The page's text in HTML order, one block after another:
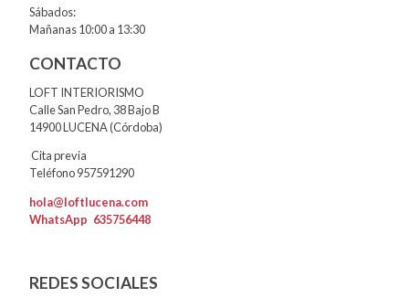
Sábados:
Mañanas 10:00 a 13:30
CONTACTO
LOFT INTERIORISMO
Calle San Pedro, 38 Bajo B
14900 LUCENA (Córdoba)
Cita previa
Teléfono 957591290
hola@loftlucena.com
WhatsApp 635756448
REDES SOCIALES